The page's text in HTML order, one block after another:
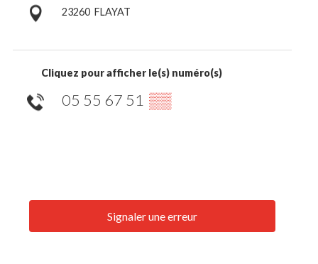
23260 FLAYAT
Cliquez pour afficher le(s) numéro(s)
05 55 67 51 ▒▒
Signaler une erreur